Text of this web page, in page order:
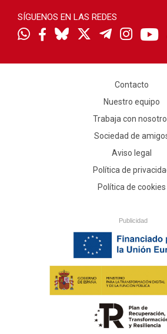
SÍGUENOS EN LAS REDES
Contacto
Nuestro equipo
Trabaja con
Sociedad de
Aviso legal
Política de
Política de cookies
Publicidad